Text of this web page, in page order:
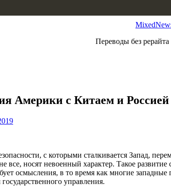
Переводы без
Америки с Китаем и Россией
с которыми сталкивается Запад,
все, носят невоенный характер. Такое
осмысления, в то время как многие
управления.